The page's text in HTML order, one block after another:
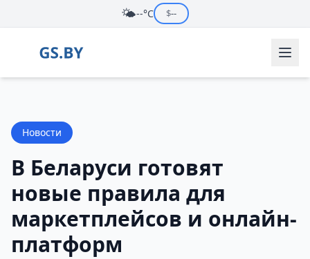
🌤️--°C $--
Новости
В Беларуси готовят
новые правила для
маркетплейсов и онлайн-
платформ